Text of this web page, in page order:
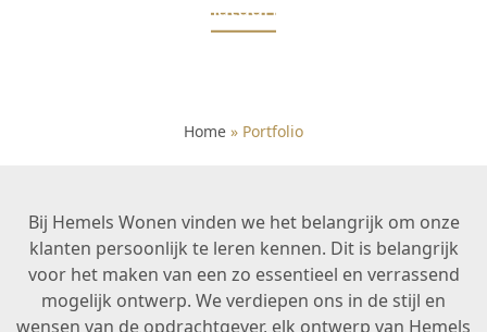
Verbouw Styling
Verbouw Styling
Villa met natuurlijke touch
Home » Portfolio
Bij Hemels Wonen vinden we het belangrijk om onze
klanten persoonlijk te leren kennen. Dit is belangrijk
voor het maken van een zo essentieel en verrassend
mogelijk ontwerp. We verdiepen ons in de stijl en
wensen van de opdrachtgever, elk ontwerp van Hemels